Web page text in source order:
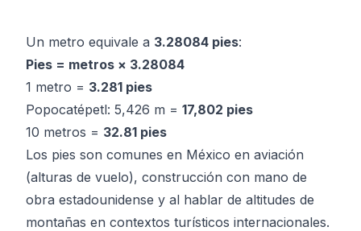
Un metro equivale a 3.28084 pies:
Pies = metros × 3.28084
1 metro = 3.281 pies
Popocatépetl: 5,426 m = 17,802 pies
10 metros = 32.81 pies
Los pies son comunes en México en aviación
(alturas de vuelo), construcción con mano de
obra estadounidense y al hablar de altitudes de
montañas en contextos turísticos internacionales.